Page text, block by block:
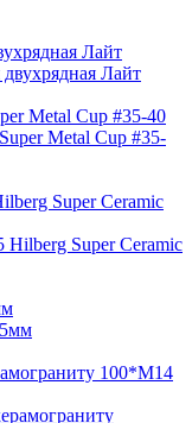
Лайт
Metal Cup #35-40
Super Ceramic
100*M14